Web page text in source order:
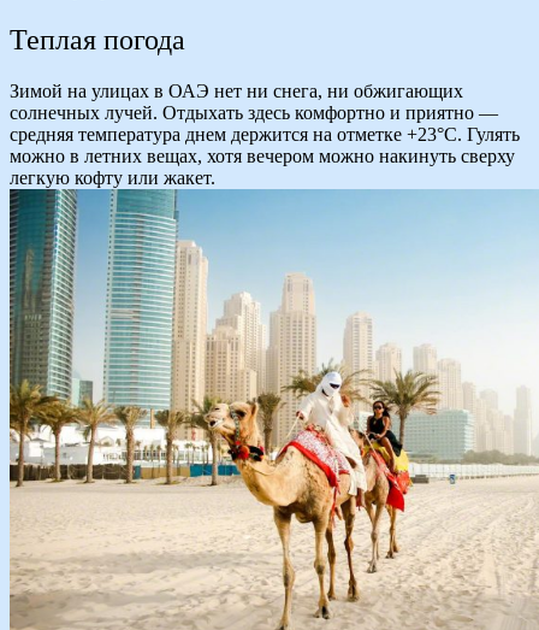
Теплая погода
Зимой на улицах в ОАЭ нет ни снега, ни обжигающих
солнечных лучей. Отдыхать здесь комфортно и приятно —
средняя температура днем держится на отметке +23°С. Гулять
можно в летних вещах, хотя вечером можно накинуть сверху
легкую кофту или жакет.